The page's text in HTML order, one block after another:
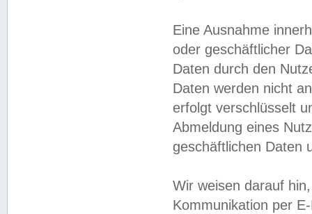
Eine Ausnahme
oder geschäftlicher
Daten durch den
Daten werden nicht
erfolgt verschlüsselt
Abmeldung eines
geschäftlichen Daten
Wir weisen darauf
Kommunikation per